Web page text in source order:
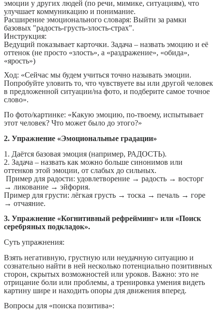
эмоции у других людей (по речи, мимике, ситуациям), что
улучшает коммуникацию и понимание.
Расширение эмоционального словаря: Выйти за рамки
базовых "радость-грусть-злость-страх".
Инструкция:
Ведущий показывает карточки. Задача – назвать эмоцию и её
оттенок (не просто «злость», а «раздражение», «обида»,
«ярость»)
Ход: «Сейчас мы будем учиться точно называть эмоции.
Попробуйте уловить то, что чувствуете вы или другой человек
в предложенной ситуации/на фото, и подберите самое точное
слово».
По фото/картинке: «Какую эмоцию, по-твоему, испытывает
этот человек? Что может было до этого?»
2. Упражнение «Эмоциональные градации»
1. Даётся базовая эмоция (например, РАДОСТЬ).
2. Задача – назвать как можно больше синонимов или
оттенков этой эмоции, от слабых до сильных.
Пример для радости: удовлетворение → радость → восторг
→ ликование → эйфория.
Пример для грусти: лёгкая грусть → тоска → печаль → горе
→ отчаяние.
3. Упражнение «Когнитивный рефрейминг» или «Поиск
серебряных подкладок».
Суть упражнения:
Взять негативную, грустную или неудачную ситуацию и
сознательно найти в ней несколько потенциально позитивных
сторон, скрытых возможностей или уроков. Важно: это не
отрицание боли или проблемы, а тренировка умения видеть
картину шире и находить опоры для движения вперед.
Вопросы для «поиска позитива»: